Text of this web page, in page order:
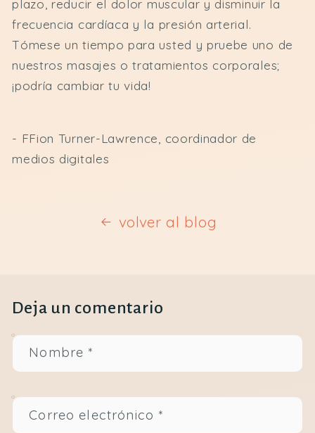
plazo, reducir el dolor muscular y disminuir la
frecuencia cardíaca y la presión arterial.
Tómese un tiempo para usted y pruebe uno de
nuestros masajes o tratamientos corporales;
¡podría cambiar tu vida!
- FFion Turner-Lawrence, coordinador de
medios digitales
volver al blog
Deja un comentario
Nombre *
Correo electrónico *